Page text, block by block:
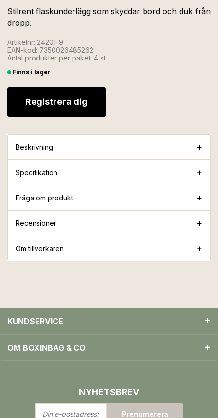
Stilrent flaskunderlägg som skyddar bord och duk från
dropp.
Artikelnr: 24201-9
EAN-kod: 7350026485262
Antal produkter per paket: 4 st
Finns i lager
Registrera dig
Beskrivning
Specifikation
Fråga om produkt
Recensioner
Om tillverkaren
KUNDSERVICE
OM BOXINBAG & CO
NYHETSBREV
Din Prenumerera